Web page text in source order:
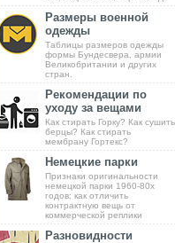
Размеры военной
одежды
Таблицы размеров одежды
формы Бундесвера, армии
Великобритании и других
стран.
Рекомендации по
уходу за вещами
Как стирать Горку? Как сушить
берцы? Как стирать
мембрану Гортекс?
Немецкие парки
Признаки оригинальности
немецкой парки 1960-80х
годов: как отличить
контрактную вещь от
коммерческой реплики
Разновидности